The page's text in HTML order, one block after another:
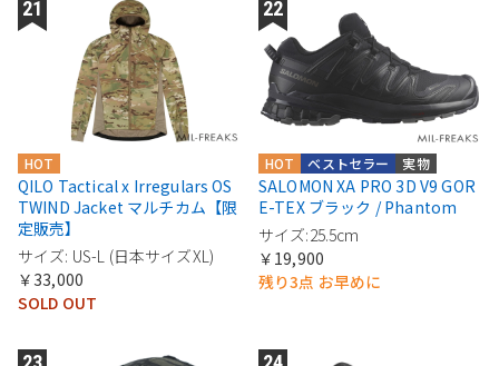
HOT
QILO Tactical x Irregulars OS
TWIND Jacket マルチカム【限
定販売】
サイズ: US-L (日本サイズXL)
￥33,000
SOLD OUT
実物
ベストセラー
HOT
SALOMON XA PRO 3D V9 GOR
E-TEX ブラック / Phantom
サイズ:25.5cm
￥19,900
残り3点 お早めに